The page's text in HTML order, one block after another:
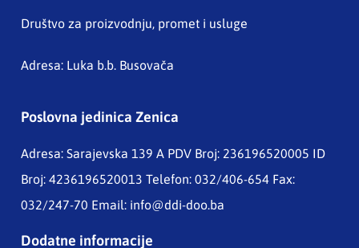
Društvo za proizvodnju, promet i usluge
Adresa: Luka b.b. Busovača
Poslovna jedinica Zenica
Adresa: Sarajevska 139 A PDV Broj: 236196520005 ID
Broj: 4236196520013 Telefon: 032/406-654 Fax:
032/247-70 Email: info@ddi-doo.ba
Dodatne informacije